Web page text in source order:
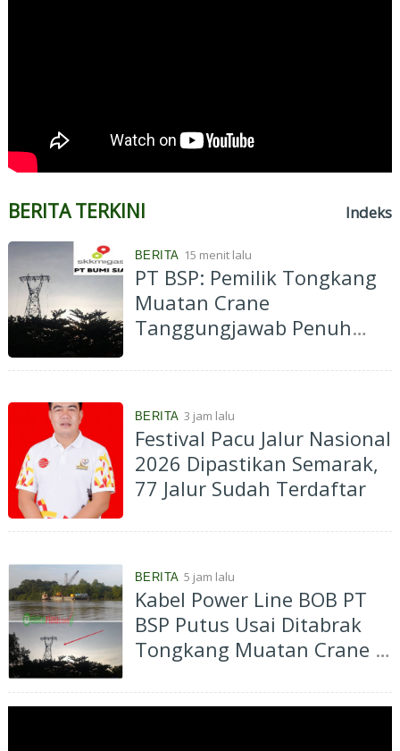
BERITA TERKINI Indeks
BERITA 15 menit lalu
PT BSP: Pemilik Tongkang
Muatan Crane
Tanggungjawab Penuh
BERITA 3 jam lalu
Festival Pacu Jalur Nasional
2026 Dipastikan Semarak,
77 Jalur Sudah Terdaftar
BERITA 5 jam lalu
Kabel Power Line BOB PT
BSP Putus Usai Ditabrak
Tongkang Muatan Crane di
Perawang